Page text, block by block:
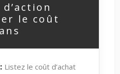
le coût
Listez le coût d’achat